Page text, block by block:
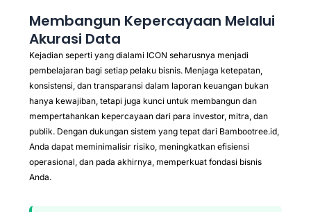
Membangun Kepercayaan Melalui
Akurasi Data
Kejadian seperti yang dialami ICON seharusnya menjadi
pembelajaran bagi setiap pelaku bisnis. Menjaga ketepatan,
konsistensi, dan transparansi dalam laporan keuangan bukan
hanya kewajiban, tetapi juga kunci untuk membangun dan
mempertahankan kepercayaan dari para investor, mitra, dan
publik. Dengan dukungan sistem yang tepat dari Bambootree.id,
Anda dapat meminimalisir risiko, meningkatkan efisiensi
operasional, dan pada akhirnya, memperkuat fondasi bisnis
Anda.